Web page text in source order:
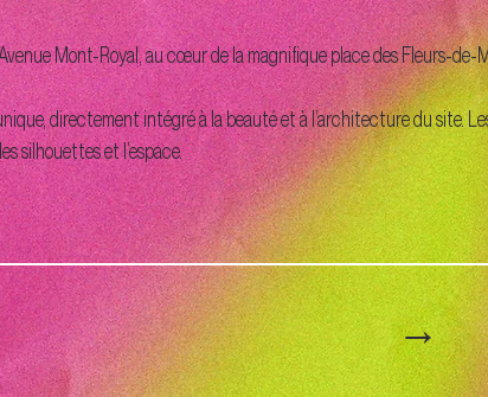
Mont-Royal, au cœur de la magnifique place des Fleurs-de-
directement intégré à la beauté et à l’architecture du site.
silhouettes et l’espace.
→